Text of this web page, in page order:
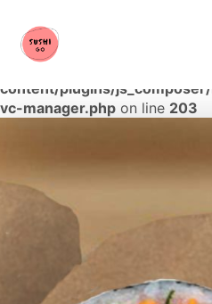
Warning
must have public visibility in
content/plugins/
vc-manager.php on line 203